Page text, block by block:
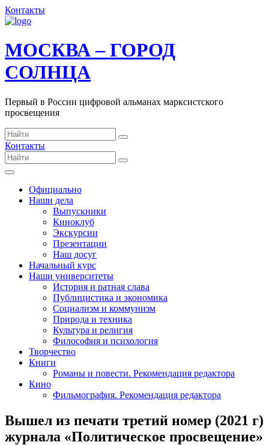
Контакты
МОСКВА – ГОРОД
СОЛНЦА
Первый в России цифровой альманах марксистского
просвещения
Контакты
Официально
Наши дела
Выпускники
Киноклуб
Экскурсии
Презентации
Наш досуг
Начальный курс
Наши университеты
История и ратная слава
Публицистика и экономика
Социализм и коммунизм
Природа и техника
Культура и религия
Философия и психология
Творчество
Книги
Романы и повести. Рекомендация редактора
Кино
Фильмография. Рекомендация редактора
Вышел из печати третий номер (2021 г)
журнала «Политическое просвещение»